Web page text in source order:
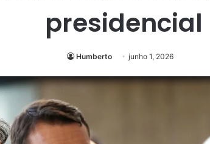
presidencial
Humberto junho 1, 2026